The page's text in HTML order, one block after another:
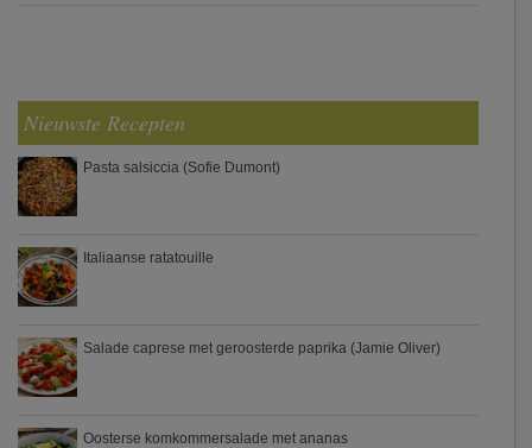
Nieuwste Recepten
Pasta salsiccia (Sofie Dumont)
Italiaanse ratatouille
Salade caprese met geroosterde paprika (Jamie Oliver)
Oosterse komkommersalade met ananas